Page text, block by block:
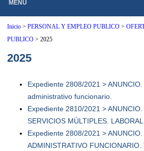
MENU
Inicio >PERSONAL Y EMPLEO PUBLICO >
PUBLICO >2025
2025
Expediente 2808/2021 >
administrativo funcionario.
Expediente 2810/2021 > ANUNCIO.
SERVICIOS MÚLTIPLES. LABORAL
Expediente 2808/2021 >
ADMINISTRATIVO